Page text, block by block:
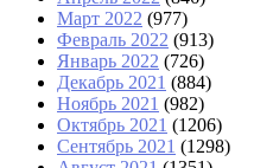
Март 2022 (977)
Февраль 2022 (913)
Январь 2022 (726)
Декабрь 2021 (884)
Ноябрь 2021 (982)
Октябрь 2021 (1206)
Сентябрь 2021 (1298)